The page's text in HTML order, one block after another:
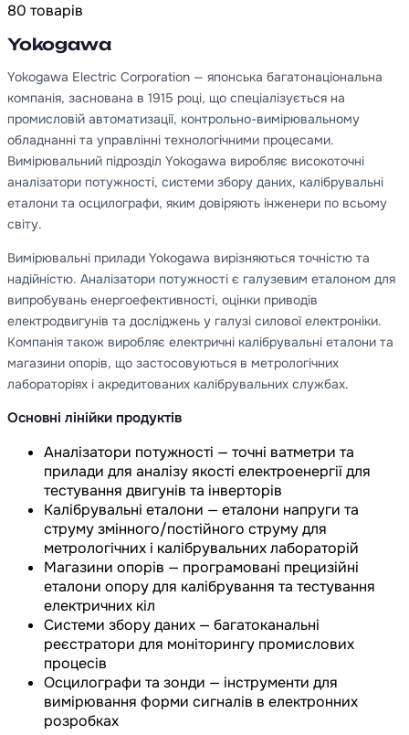
80 товарів
Yokogawa
Yokogawa Electric Corporation — японська багатонаціональна
компанія, заснована в 1915 році, що спеціалізується на
промисловій автоматизації, контрольно-вимірювальному
обладнанні та управлінні технологічними процесами.
Вимірювальний підрозділ Yokogawa виробляє високоточні
аналізатори потужності, системи збору даних, калібрувальні
еталони та осцилографи, яким довіряють інженери по всьому
світу.
Вимірювальні прилади Yokogawa вирізняються точністю та
надійністю. Аналізатори потужності є галузевим еталоном для
випробувань енергоефективності, оцінки приводів
електродвигунів та досліджень у галузі силової електроніки.
Компанія також виробляє електричні калібрувальні еталони та
магазини опорів, що застосовуються в метрологічних
лабораторіях і акредитованих калібрувальних службах.
Основні лінійки продуктів
Аналізатори потужності — точні ватметри та
прилади для аналізу якості електроенергії для
тестування двигунів та інверторів
Калібрувальні еталони — еталони напруги та
струму змінного/постійного струму для
метрологічних і калібрувальних лабораторій
Магазини опорів — програмовані прецизійні
еталони опору для калібрування та тестування
електричних кіл
Системи збору даних — багатоканальні
реєстратори для моніторингу промислових
процесів
Осцилографи та зонди — інструменти для
вимірювання форми сигналів в електронних
розробках